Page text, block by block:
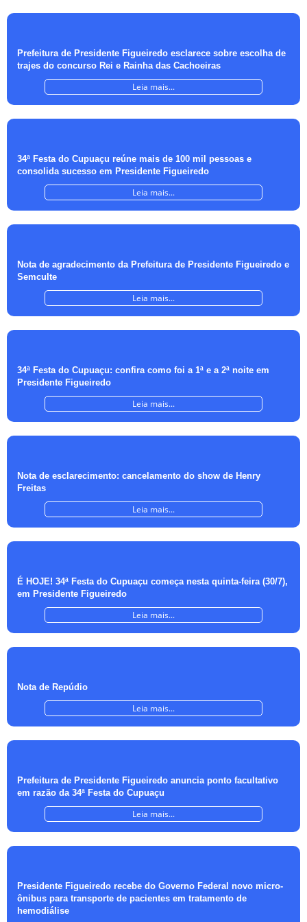
Prefeitura de Presidente Figueiredo esclarece sobre escolha de
trajes do concurso Rei e Rainha das Cachoeiras
Leia mais...
34ª Festa do Cupuaçu reúne mais de 100 mil pessoas e
consolida sucesso em Presidente Figueiredo
Leia mais...
Nota de agradecimento da Prefeitura de Presidente Figueiredo e
Semculte
Leia mais...
34ª Festa do Cupuaçu: confira como foi a 1ª e a 2ª noite em
Presidente Figueiredo
Leia mais...
Nota de esclarecimento: cancelamento do show de Henry
Freitas
Leia mais...
É HOJE! 34ª Festa do Cupuaçu começa nesta quinta-feira (30/7),
em Presidente Figueiredo
Leia mais...
Nota de Repúdio
Leia mais...
Prefeitura de Presidente Figueiredo anuncia ponto facultativo
em razão da 34ª Festa do Cupuaçu
Leia mais...
Presidente Figueiredo recebe do Governo Federal novo micro-
ônibus para transporte de pacientes em tratamento de
hemodiálise